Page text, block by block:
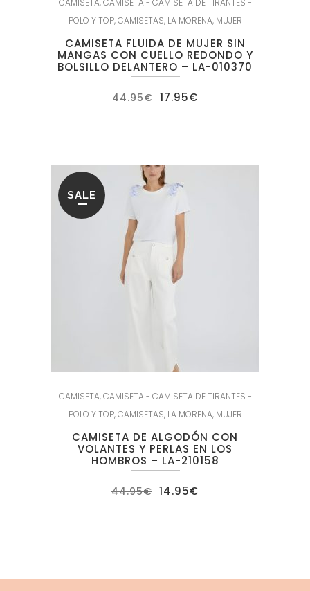
POLO Y TOP,CAMISETAS, LA MORENA, MUJER
CAMISETA FLUIDA DE MUJER SIN
MANGAS CON CUELLO REDONDO Y
BOLSILLO DELANTERO – LA-010370
44.95€ El
precio
17.95€
SALE
CAMISETA,CAMISETA - CAMISETA DE TIRANTES -
POLO Y TOP,CAMISETAS, LA MORENA, MUJER
CAMISETA DE ALGODÓN CON
VOLANTES Y PERLAS EN LOS
HOMBROS – LA-210158
44.95€ El
precio
14.95€